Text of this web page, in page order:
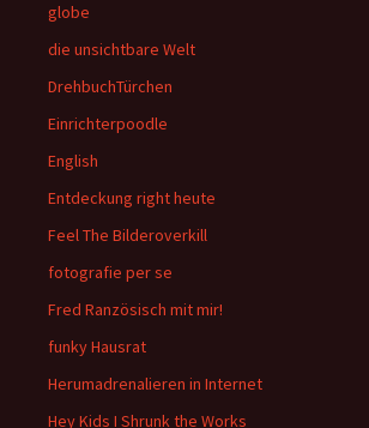
globe
die unsichtbare Welt
DrehbuchTürchen
Einrichterpoodle
English
Entdeckung right heute
Feel The Bilderoverkill
fotografie per se
Fred Ranzösisch mit mir!
funky Hausrat
Herumadrenalieren in Internet
Hey Kids I Shrunk the Works